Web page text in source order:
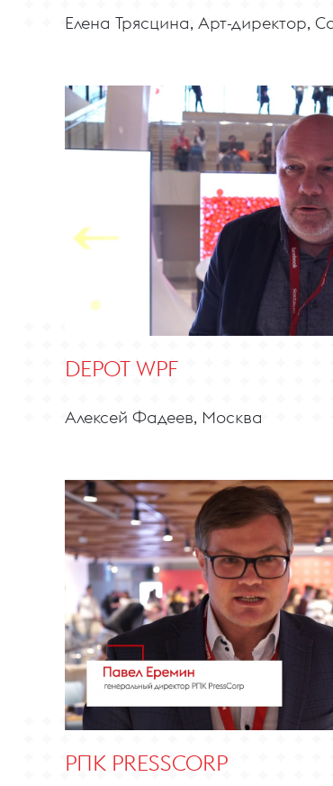
Елена Трясцина, Арт-директор,
DEPOT WPF
Алексей Фадеев, Москва
РПК PRESSCORP